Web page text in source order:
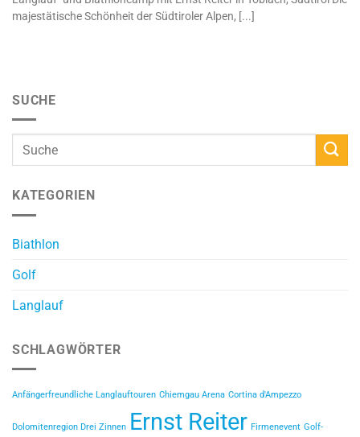
majestätische Schönheit der Südtiroler Alpen, [...]
SUCHE
KATEGORIEN
Biathlon
Golf
Langlauf
SCHLAGWÖRTER
Anfängerfreundliche Langlauftouren Chiemgau Arena Cortina d'Ampezzo
Dolomitenregion Drei Zinnen Ernst Reiter Firmenevent Golf-